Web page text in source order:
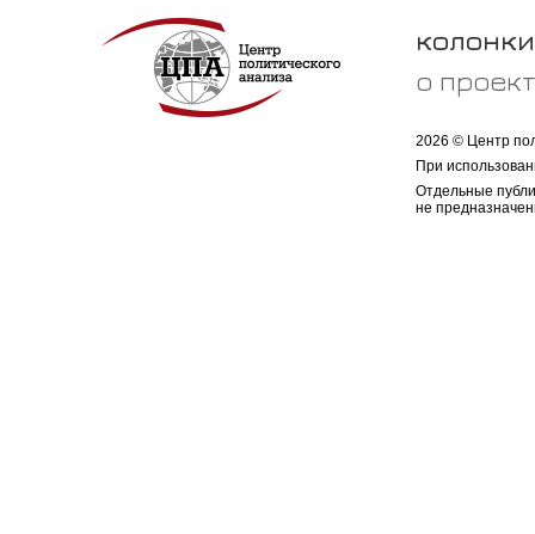
колонки
о
2026 © Центр
При
Отдельные
не